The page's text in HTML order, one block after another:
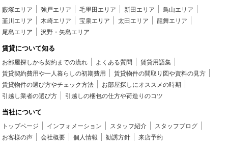
藪塚エリア 強戸エリア 毛里田エリア 新田エリア
鳥山エリア
韮川エリア
木崎エリア 宝泉エリア 太田エリア
龍舞エリア
尾島エリア
沢野・矢島エリア
賃貸について知る
お部屋探しから契約までの流れ よくある質問
賃貸用語集
賃貸契約費用や一人暮らしの初期費用
賃貸物件の間取り図や資料の見方
賃貸物件の選び方やチェック方法
お部屋探しにオススメの時期
引越し業者の選び方
引越しの梱包の仕方や荷造りのコツ
当社について
トップページ インフォメーション スタッフ紹介
スタッフブログ
お客様の声
会社概要 個人情報 勧誘方針 来店予約